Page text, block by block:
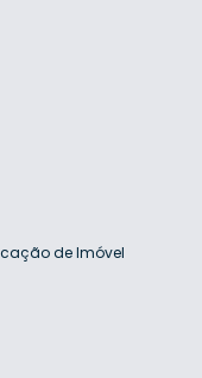
de Imóvel